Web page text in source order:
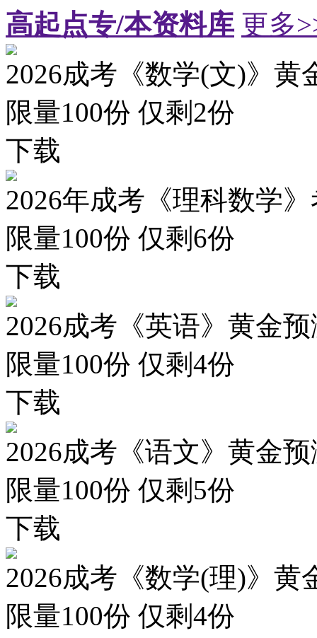
高起点专/本资料库 更多
2026成考《数学(文)》黄
限量100份 仅剩 2份
下载
2026年成考《理科数学
限量100份 仅剩 6份
下载
2026成考《英语》黄金
限量100份 仅剩4份
下载
2026成考《语文》黄金
限量100份 仅剩 5份
下载
2026成考《数学(理)》黄
限量100份 仅剩4份